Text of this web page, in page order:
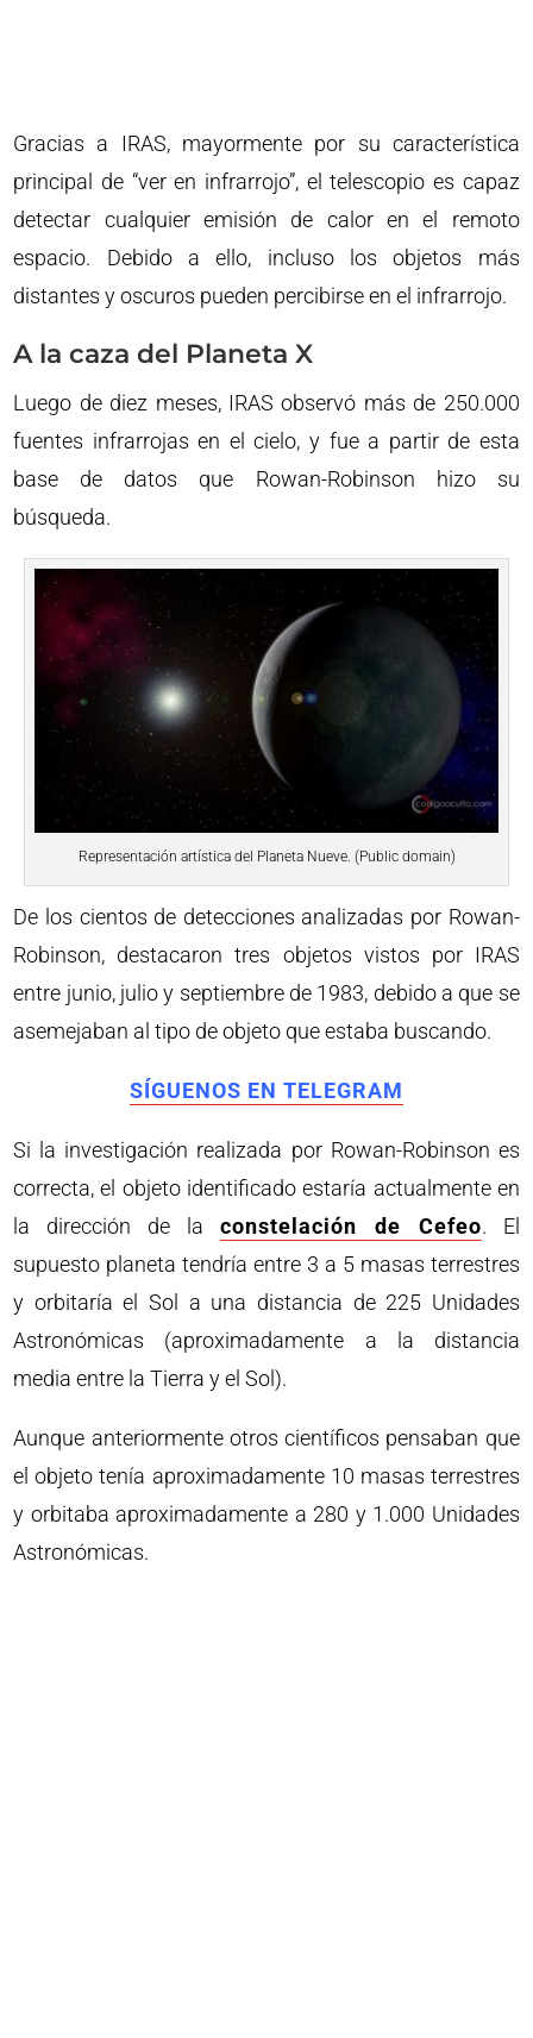
Gracias a IRAS, mayormente por su característica
principal de “ver en infrarrojo”, el telescopio es capaz
detectar cualquier emisión de calor en el remoto
espacio. Debido a ello, incluso los objetos más
distantes y oscuros pueden percibirse en el infrarrojo.
A la caza del Planeta X
Luego de diez meses, IRAS observó más de 250.000
fuentes infrarrojas en el cielo, y fue a partir de esta
base de datos que Rowan-Robinson hizo su
búsqueda.
Representación artística del Planeta Nueve. (Public domain)
De los cientos de detecciones analizadas por Rowan-
Robinson, destacaron tres objetos vistos por IRAS
entre junio, julio y septiembre de 1983, debido a que se
asemejaban al tipo de objeto que estaba buscando.
SÍGUENOS EN TELEGRAM
Si la investigación realizada por Rowan-Robinson es
correcta, el objeto identificado estaría actualmente en
la dirección de la constelación de Cefeo. El
supuesto planeta tendría entre 3 a 5 masas terrestres
y orbitaría el Sol a una distancia de 225 Unidades
Astronómicas (aproximadamente a la distancia
media entre la Tierra y el Sol).
Aunque anteriormente otros científicos pensaban que
el objeto tenía aproximadamente 10 masas terrestres
y orbitaba aproximadamente a 280 y 1.000 Unidades
Astronómicas.